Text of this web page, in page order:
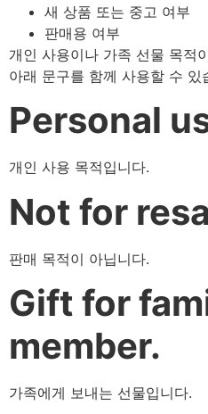
새 상품 또는 중고 여부
판매용 여부
개인 사용이나 가족 선물 목적
아래 문구를 함께 사용할 수 있
Personal
개인 사용 목적입니다.
Not for
판매 목적이 아닙니다.
Gift for
member.
가족에게 보내는 선물입니다.